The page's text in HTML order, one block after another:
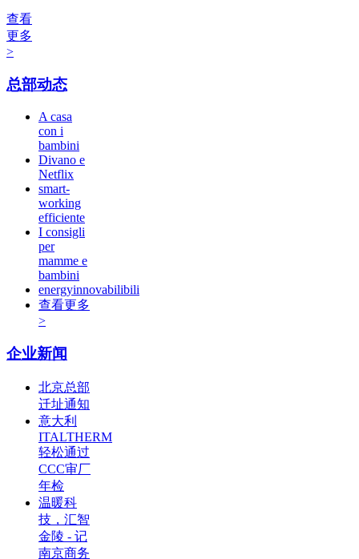
查看
更多
>
总部动态
A casa
con i
bambini
Divano e
Netflix
smart-
working
efficiente
I consigli
per
mamme e
bambini
energyinnovabilibili
查看更多
>
企业新闻
北京总部
迁址通知
意大利
ITALTHERM
轻松通过
CCC审厂
年检
温暖科
技，汇智
金陵 - 记
南京商务